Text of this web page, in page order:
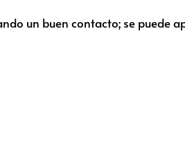
un buen contacto; se puede